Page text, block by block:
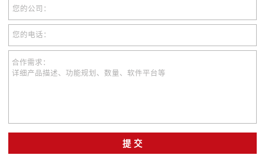
您的公司：
您的电话：
合作需求：
详细产品描述、功能规划、数量、软件平台等
提 交